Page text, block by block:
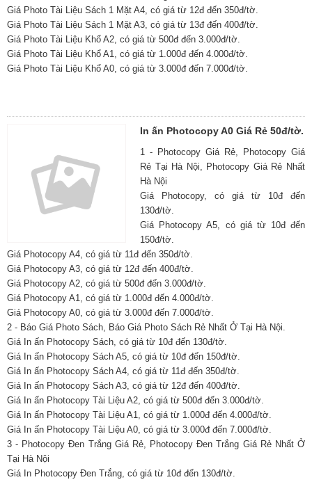
Giá Photo Tài Liệu Sách 1 Mặt A4, có giá từ 12đ đến 350đ/tờ.
Giá Photo Tài Liệu Sách 1 Mặt A3, có giá từ 13đ đến 400đ/tờ.
Giá Photo Tài Liệu Khổ A2, có giá từ 500đ đến 3.000đ/tờ.
Giá Photo Tài Liệu Khổ A1, có giá từ 1.000đ đến 4.000đ/tờ.
Giá Photo Tài Liệu Khổ A0, có giá từ 3.000đ đến 7.000đ/tờ.
In ấn Photocopy A0 Giá Rẻ 50đ/tờ.
1 - Photocopy Giá Rẻ, Photocopy Giá
Rẻ Tại Hà Nội, Photocopy Giá Rẻ Nhất
Hà Nội
Giá Photocopy, có giá từ 10đ đến
130đ/tờ.
Giá Photocopy A5, có giá từ 10đ đến
150đ/tờ.
Giá Photocopy A4, có giá từ 11đ đến 350đ/tờ.
Giá Photocopy A3, có giá từ 12đ đến 400đ/tờ.
Giá Photocopy A2, có giá từ 500đ đến 3.000đ/tờ.
Giá Photocopy A1, có giá từ 1.000đ đến 4.000đ/tờ.
Giá Photocopy A0, có giá từ 3.000đ đến 7.000đ/tờ.
2 - Báo Giá Photo Sách, Báo Giá Photo Sách Rẻ Nhất Ở Tại Hà Nội.
Giá In ấn Photocopy Sách, có giá từ 10đ đến 130đ/tờ.
Giá In ấn Photocopy Sách A5, có giá từ 10đ đến 150đ/tờ.
Giá In ấn Photocopy Sách A4, có giá từ 11đ đến 350đ/tờ.
Giá In ấn Photocopy Sách A3, có giá từ 12đ đến 400đ/tờ.
Giá In ấn Photocopy Tài Liệu A2, có giá từ 500đ đến 3.000đ/tờ.
Giá In ấn Photocopy Tài Liệu A1, có giá từ 1.000đ đến 4.000đ/tờ.
Giá In ấn Photocopy Tài Liệu A0, có giá từ 3.000đ đến 7.000đ/tờ.
3 - Photocopy Đen Trắng Giá Rẻ, Photocopy Đen Trắng Giá Rẻ Nhất Ở
Tại Hà Nội
Giá In Photocopy Đen Trắng, có giá từ 10đ đến 130đ/tờ.